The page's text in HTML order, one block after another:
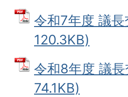
令和7年度 議
120.3KB)
令和8年度 議
74.1KB)